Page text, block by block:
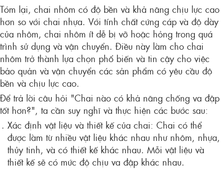
Tóm lại, chai nhôm có độ bền và khả năng chịu lực cao
hơn so với chai nhựa. Với tính chất cứng cáp và độ dày
của nhôm, chai nhôm ít dễ bị vỡ hoặc hỏng trong quá
trình sử dụng và vận chuyển. Điều này làm cho chai
nhôm trở thành lựa chọn phổ biến và tin cậy cho việc
bảo quản và vận chuyển các sản phẩm có yêu cầu độ
bền và chịu lực cao.
Để trả lời câu hỏi "Chai nào có khả năng chống va đập
tốt hơn?", ta cần suy nghĩ và thực hiện các bước sau:
Xác định vật liệu và thiết kế của chai: Chai có thể
được làm từ nhiều vật liệu khác nhau như nhôm, nhựa,
thủy tinh, và có thiết kế khác nhau. Mỗi vật liệu và
thiết kế sẽ có mức độ chịu va đập khác nhau.